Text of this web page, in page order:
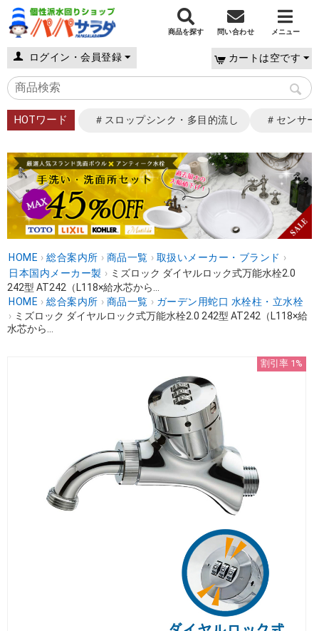
商品を探す 問い合わせ メニュー
ログイン・会員登録 カートは空です
HOTワード ＃スロップシンク・多目的流し ＃センサ
HOME › 総合案内所 › 商品一覧 › 取扱いメーカー・ブランド ›
日本国内メーカー製 › ミズロック ダイヤルロック式万能水栓2.0
242型 AT242（L118×給水芯から...
HOME › 総合案内所 › 商品一覧 › ガーデン用蛇口 水栓柱・立水栓
› ミズロック ダイヤルロック式万能水栓2.0 242型 AT242（L118×給
水芯から...
割引率 1%